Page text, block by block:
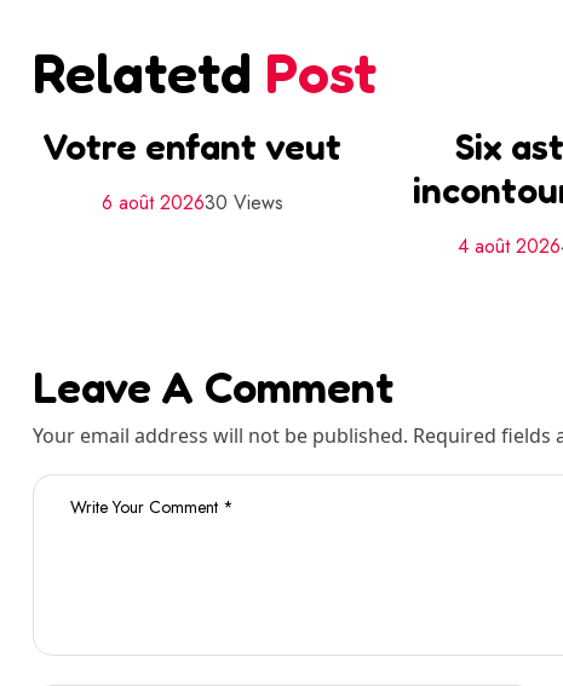
Relatetd Post
Votre enfant veut
6 août 202630 Views
Six
4 août 2026
Leave A Comment
Your email address will not be published. Required fields